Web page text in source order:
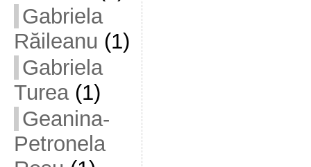
Gabriela
Răileanu (1)
Gabriela
Turea(1)
Geanina-
Petronela